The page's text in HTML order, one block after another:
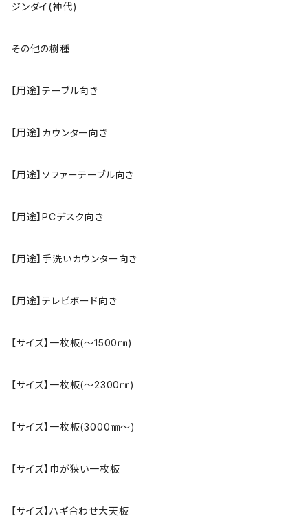
ジンダイ(神代)
その他の樹種
【用途】テーブル向き
【用途】カウンター向き
【用途】ソファーテーブル向き
【用途】PCデスク向き
【用途】手洗いカウンター向き
【用途】テレビボード向き
【サイズ】一枚板(〜1500㎜)
【サイズ】一枚板(〜2300㎜)
【サイズ】一枚板(3000㎜〜)
【サイズ】巾が狭い一枚板
【サイズ】ハギ合わせ大天板